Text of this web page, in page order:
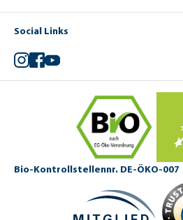
Social Links
Instagram
Facebook
YouTube
Bio-Kontrollstellennr. DE-ÖKO-007